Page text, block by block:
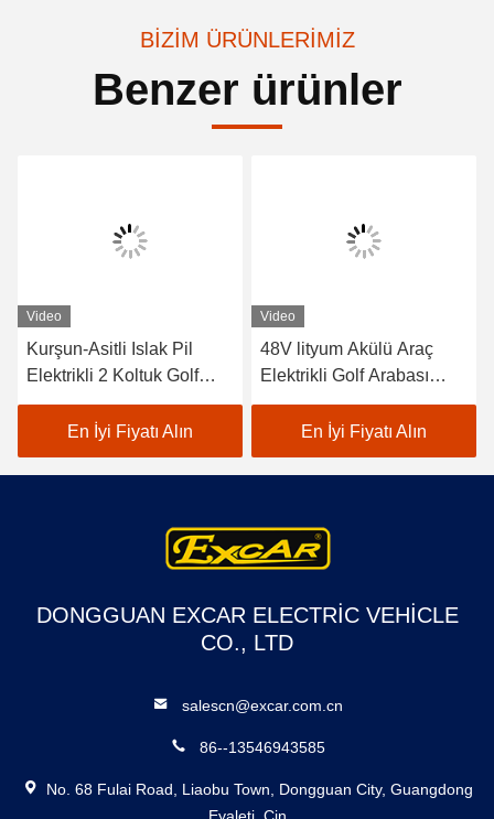
BIZIM ÜRÜNLERIMIZ
Benzer ürünler
Video
Kurşun-Asitli Islak Pil
Elektrikli 2 Koltuk Golf
Arabaları / Elektrikli Buggy
Araba Golf
En İyi Fiyatı Alın
Video
48V lityum Akülü Araç
Elektrikli Golf Arabası
EXCAR A1S6+2 Beyaz
En İyi Fiyatı Alın
DONGGUAN EXCAR ELECTRIC VEHICLE
CO., LTD
salescn@excar.com.cn
86--13546943585
No. 68 Fulai Road, Liaobu Town, Dongguan City, Guangdong